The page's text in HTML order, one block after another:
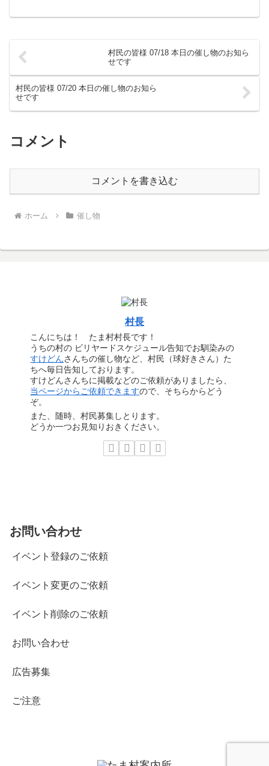
村民の皆様 07/18 本日の催し物のお知ら
せです
村民の皆様 07/20 本日の催し物のお知ら
せです
コメント
コメントを書き込む
ホーム 催し物
村長
こんにちは！ たま村村長です！
うちの村の ビリヤードスケジュール告知でお馴染みの
すけどんさんちの催し物など、村民（球好きさん）た
ちへ毎日告知しております。
すけどんさんちに掲載などのご依頼がありましたら、
当ページからご依頼できますので、そちらからどう
ぞ。
また、随時、村民募集しとります。
どうか一つお見知りおきください。
お問い合わせ
イベント登録のご依頼
イベント変更のご依頼
イベント削除のご依頼
お問い合わせ
広告募集
ご注意